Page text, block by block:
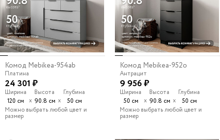
Комод Mebikea-954ab
Платина
24 301 ₽
Ширина
120 см
х
Высота
90.8 см х
Глубина
50 см
Можно выбрать любой цвет и
размер
Комод Mebikea-952o
Антрацит
9 956 ₽
Ширина
50 см
х
Высота
90.8 см х
Глубина
50 см
Можно выбрать любой цвет и
размер